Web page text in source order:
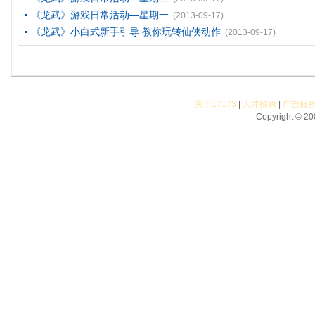
《龙武》游戏日常活动—星期一 (2013-09-17)
《龙武》小白式新手引导 教你玩转仙侠动作 (2013-09-17)
关于17173 人才招聘
广告服
Copyright ©